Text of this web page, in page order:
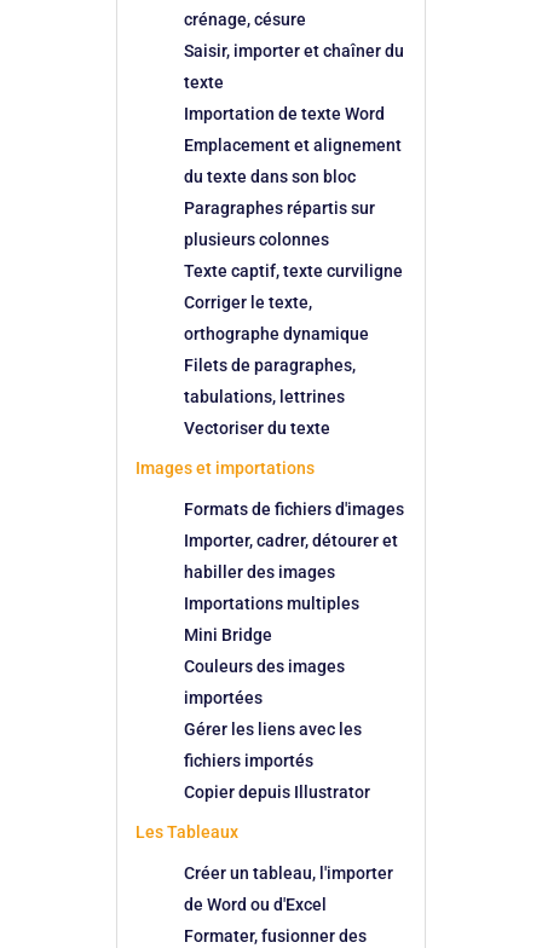
crénage, césure
Saisir, importer et chaîner du
texte
Importation de texte Word
Emplacement et alignement
du texte dans son bloc
Paragraphes répartis sur
plusieurs colonnes
Texte captif, texte curviligne
Corriger le texte,
orthographe dynamique
Filets de paragraphes,
tabulations, lettrines
Vectoriser du texte
Images et importations
Formats de fichiers d'images
Importer, cadrer, détourer et
habiller des images
Importations multiples
Mini Bridge
Couleurs des images
importées
Gérer les liens avec les
fichiers importés
Copier depuis Illustrator
Les Tableaux
Créer un tableau, l'importer
de Word ou d'Excel
Formater, fusionner des